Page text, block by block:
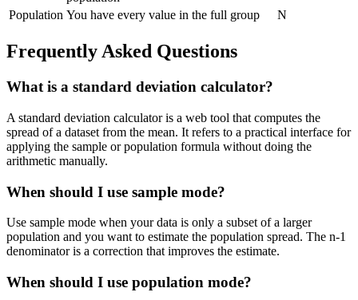
Population You have every value in the full group N
Frequently Asked Questions
What is a standard deviation calculator?
A standard deviation calculator is a web tool that computes the
spread of a dataset from the mean. It refers to a practical interface for
applying the sample or population formula without doing the
arithmetic manually.
When should I use sample mode?
Use sample mode when your data is only a subset of a larger
population and you want to estimate the population spread. The n-1
denominator is a correction that improves the estimate.
When should I use population mode?